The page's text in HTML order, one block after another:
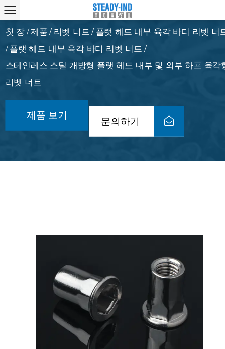
첫 장 /제품 / 리벳 너트 / 플랫 헤드 내부 육각 바디 리벳 너
/ 플랫 헤드 내부 육각 바디 리벳 너트 /
스테인레스 스틸 개방형 플랫 헤드 내부 및 외부 하프 육각
리벳 너트
제품 보기
문의하기